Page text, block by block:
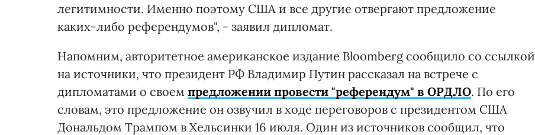
легитимности. Именно поэтому США и все другие отвергают предложение
каких-либо референдумов", - заявил дипломат.
Напомним, авторитетное американское издание Bloomberg сообщило со ссылкой
на источники, что президент РФ Владимир Путин рассказал на встрече с
дипломатами о своем предложении провести "референдум" в ОРДЛО. По его
словам, это предложение он озвучил в ходе переговоров с президентом США
Дональдом Трампом в Хельсинки 16 июля. Один из источников сообщил, что